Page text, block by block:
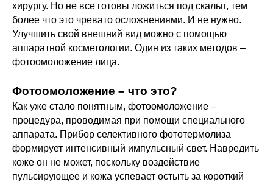
хирургу. Но не все готовы ложиться под скальп, тем
более что это чревато осложнениями. И не нужно.
Улучшить свой внешний вид можно с помощью
аппаратной косметологии. Один из таких методов –
фотоомоложение лица.
Фотоомоложение – что это?
Как уже стало понятным, фотоомоложение –
процедура, проводимая при помощи специального
аппарата. Прибор селективного фототермолиза
формирует интенсивный импульсный свет. Навредить
коже он не может, поскольку воздействие
пульсирующее и кожа успевает остыть за короткий